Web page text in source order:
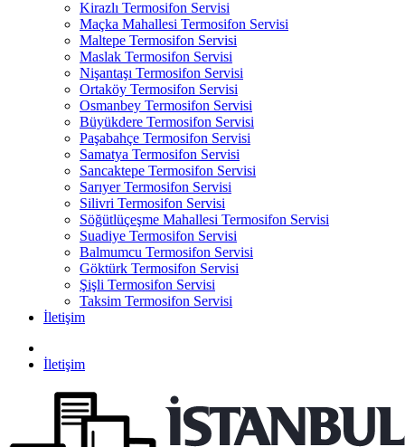
Kirazlı Termosifon Servisi
Maçka Mahallesi Termosifon Servisi
Maltepe Termosifon Servisi
Maslak Termosifon Servisi
Nişantaşı Termosifon Servisi
Ortaköy Termosifon Servisi
Osmanbey Termosifon Servisi
Büyükdere Termosifon Servisi
Paşabahçe Termosifon Servisi
Samatya Termosifon Servisi
Sancaktepe Termosifon Servisi
Sarıyer Termosifon Servisi
Silivri Termosifon Servisi
Söğütlüçeşme Mahallesi Termosifon Servisi
Suadiye Termosifon Servisi
Balmumcu Termosifon Servisi
Göktürk Termosifon Servisi
Şişli Termosifon Servisi
Taksim Termosifon Servisi
İletişim
İletişim